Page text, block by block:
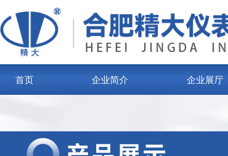
首页 企业简介 企业展厅